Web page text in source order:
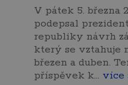
V pátek 5. března
podepsal
republiky návrh
který se vztahuje
březen a duben.
příspěvek k… více